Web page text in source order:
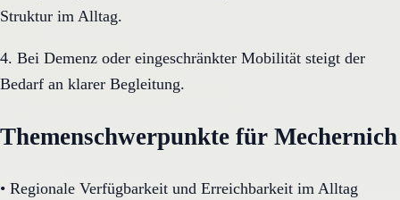
Struktur im Alltag.
4. Bei Demenz oder eingeschränkter Mobilität steigt der
Bedarf an klarer Begleitung.
Themenschwerpunkte für Mechernich
• Regionale Verfügbarkeit und Erreichbarkeit im Alltag